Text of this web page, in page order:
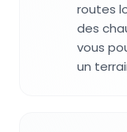
routes
des
vous
un